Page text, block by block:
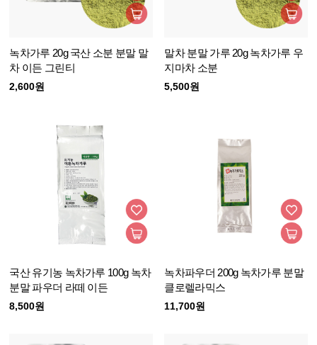
녹차가루 20g 국산 소분 분말 말
차 이든 그린티
2,600원
말차 분말 가루 20g 녹차가루 우
지마차 소분
5,500원
국산 유기농 녹차가루 100g 녹차
분말 파우더 라떼 이든
8,500원
녹차파우더 200g 녹차가루 분말
클로렐라믹스
11,700원